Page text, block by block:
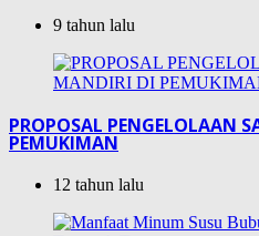
9 tahun lalu
PROPOSAL PENGELOLAAN
PEMUKIMAN
12 tahun lalu